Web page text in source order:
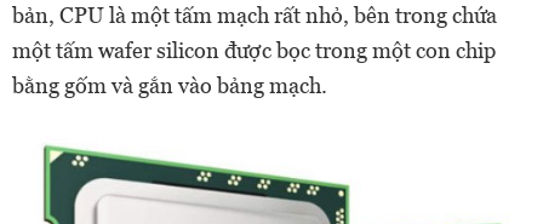
bản, CPU là một tấm mạch rất nhỏ, bên trong chứa
một tấm wafer silicon được bọc trong một con chip
bằng gốm và gắn vào bảng mạch.